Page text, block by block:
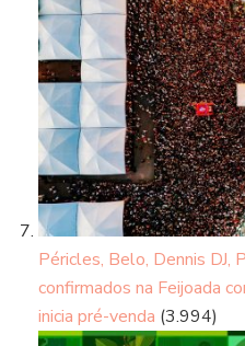
Péricles, Belo, Dennis DJ,
confirmados na Feijoada
inicia pré-venda (3.994)